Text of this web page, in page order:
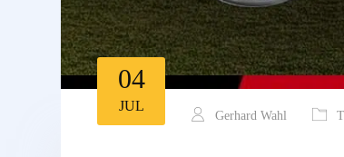
04
JUL
Gerhard Wahl